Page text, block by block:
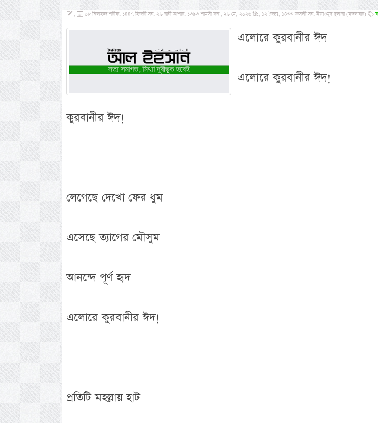
, ০৮ যিলহজ্জ শরীফ, ১৪৪৭ হিজরী সন, ২৬ ছানী আশার, ১৩৯৩ শামসী সন , ২৬ মে, ২০২৬ খ্রি:, ১২ জৈষ্ঠ্য, ১৪৩৩ ফসলী সন, ইয়াওমুছ ছুলাছা (মঙ্গলবার)
এলোরে কুরবানীর ঈদ
এলোরে কুরবানীর ঈদ!
কুরবানীর ঈদ!
লেগেছে দেখো ফের ধুম
এসেছে ত্যাগের মৌসুম
আনন্দে পূর্ণ হৃদ
এলোরে কুরবানীর ঈদ!
প্রতিটি মহল্লায় হাট